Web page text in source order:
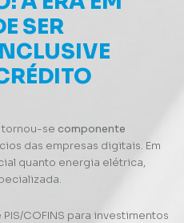
SER
tornou-se componente
das empresas digitais. Em
quanto energia elétrica,
COFINS para investimentos